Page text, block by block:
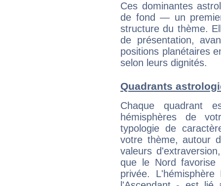
Ces dominantes
de fond — un
structure du thème.
de présentation,
positions planétaires
selon leurs dignités.
Quadrants
Chaque quadrant
hémisphères de
typologie de
votre thème, autour
valeurs
que le Nord favorise
privée.